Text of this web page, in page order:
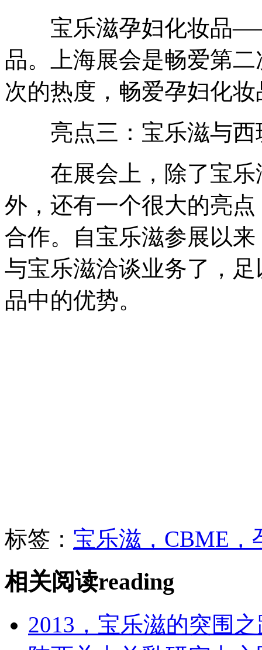
宝乐滋孕妇化妆品——
品。上海展会是畅爱第
次的热度，畅爱孕妇化
亮点三：宝乐滋与西
在展会上，除了宝乐
外，还有一个很大的亮
合作。自宝乐滋参展以
与宝乐滋洽谈业务了，
品中的优势。
标签： 宝乐滋，CBME，
相关阅读reading
2013，宝乐滋的突围